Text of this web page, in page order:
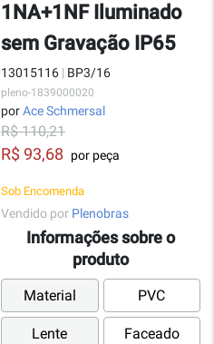
1NA+1NF Iluminado
sem Gravação IP65
13015116 | BP3/16
pleno-1839000020
porAce Schmersal
R$ 110,21
R$ 93,68 por peça
Sob Encomenda
Vendido por Plenobras
Informações sobre o
produto
Material PVC
Lente Faceado